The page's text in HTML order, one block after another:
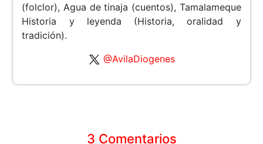
(folclor), Agua de tinaja (cuentos), Tamalameque
Historia y leyenda (Historia, oralidad y
tradición).
@AvilaDiogenes
3 Comentarios